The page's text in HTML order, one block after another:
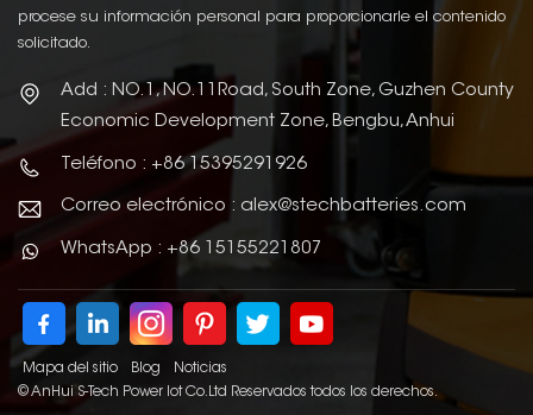
procese su información personal para proporcionarle el contenido
solicitado.
Add : NO.1, NO.11Road, South Zone, Guzhen County
Economic Development Zone, Bengbu, Anhui
Teléfono : +86 15395291926
Correo electrónico : alex@stechbatteries.com
WhatsApp : +86 15155221807
Mapa del sitio Blog
Noticias
© AnHui S-Tech Power Iot Co.Ltd Reservados todos los derechos.